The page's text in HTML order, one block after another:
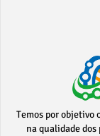
Temos por objetivo
na qualidade